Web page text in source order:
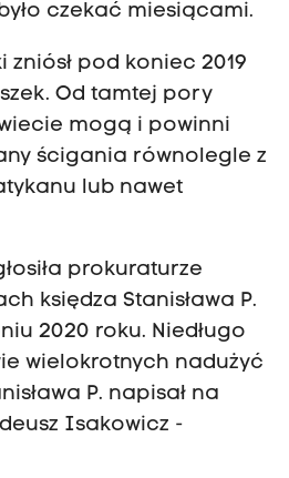
czekać miesiącami.
zniósł pod koniec 2019
Od tamtej pory
mogą i powinni
ścigania równolegle z
lub nawet
prokuraturze
księdza Stanisława P.
2020 roku. Niedługo
wielokrotnych nadużyć
P. napisał na
Isakowicz -